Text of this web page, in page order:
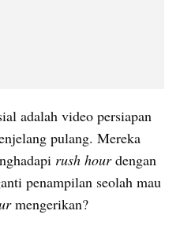
adalah video persiapan
pulang. Mereka
rush hour dengan
penampilan seolah mau
mengerikan?